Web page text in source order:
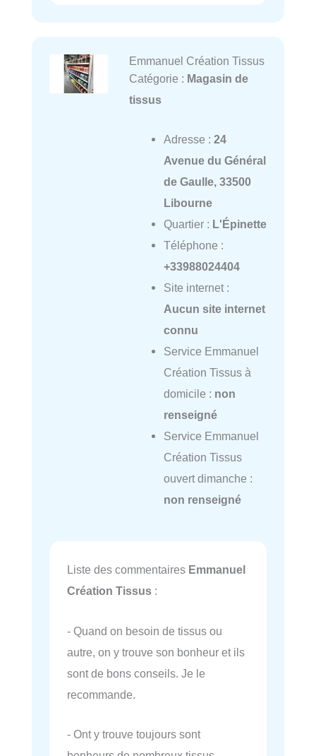
Emmanuel Création Tissus
Catégorie : Magasin de
tissus
Adresse : 24
Avenue du Général
de Gaulle, 33500
Libourne
Quartier : L'Épinette
Téléphone :
+33988024404
Site internet :
Aucun site internet
connu
Service Emmanuel
Création Tissus à
domicile : non
renseigné
Service Emmanuel
Création Tissus
ouvert dimanche :
non renseigné
Liste des commentaires Emmanuel
Création Tissus :
- Quand on besoin de tissus ou
autre, on y trouve son bonheur et ils
sont de bons conseils. Je le
recommande.
- Ont y trouve toujours sont